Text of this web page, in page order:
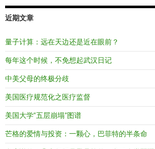
近期文章
量子计算：远在天边还是近在眼前？
每年这个时候，不免想起武汉日记
中美父母的终极分歧
美国医疗规范化之医疗监督
美国大学“五层崩塌”图谱
芒格的爱情与投资：一颗心，巴菲特的半条命